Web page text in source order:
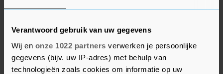
Verantwoord gebruik van uw gegevens
Wij en onze 1022 partners verwerken je persoonlijke
gegevens (bijv. uw IP-adres) met behulp van
technologieën zoals cookies om informatie op uw